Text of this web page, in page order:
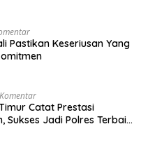
Pastikan Keseriusan Yang
Catat Prestasi
Sukses Jadi Polres Terbaik